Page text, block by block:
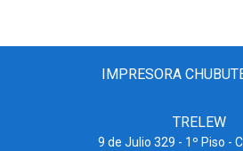
IMPRESORA
TRELEW
9 de Julio 329 - 1º Piso -